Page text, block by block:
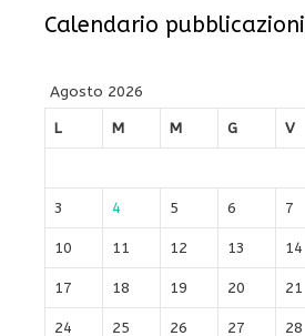
Calendario pubblicazioni
Agosto 2026
L
M M G V
3 4 5 6 7
10 11 12 13 14
17 18 19 20 21
24 25 26 27 28